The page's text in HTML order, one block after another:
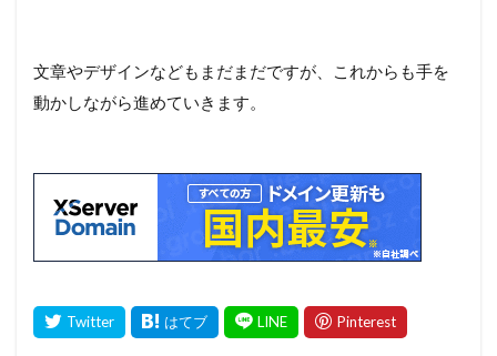
文章やデザインなどもまだまだですが、これからも手を
動かしながら進めていきます。